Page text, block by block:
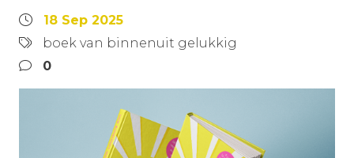
18 Sep 2025
boek van binnenuit gelukkig
0